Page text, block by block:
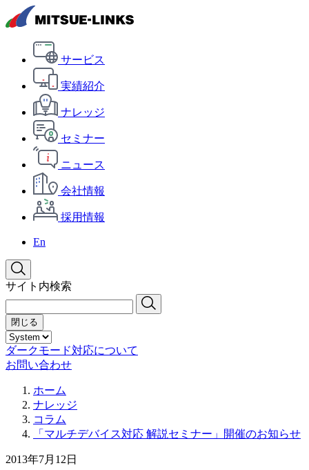
サービス
実績紹介
ナレッジ
セミナー
ニュース
会社情報
採用情報
En
サイト内検索
閉じる
ダークモード対応について
お問い合わせ
ホーム
ナレッジ
コラム
「マルチデバイス対応 解説セミナー」開催のお知らせ
2013年7月12日